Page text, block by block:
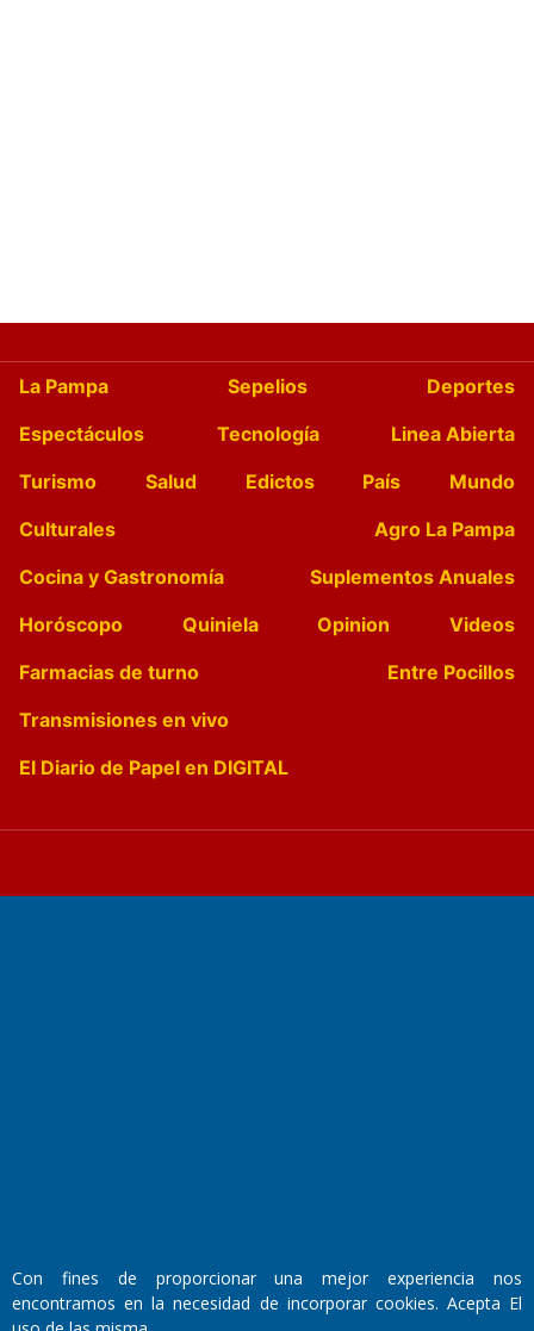
La Pampa Sepelios
Deportes
Espectáculos
Tecnología
Linea Abierta
Turismo
Salud Edictos País
Mundo
Culturales
Agro La Pampa
Cocina y Gastronomía
Suplementos Anuales
Horóscopo
Quiniela Opinion
Videos
Farmacias de turno
Entre Pocillos
Transmisiones en vivo
El Diario de Papel en DIGITAL
Domicilio Legal: José Ingenieros 855,
Con fines de proporcionar una mejor experiencia nos
encontramos en la necesidad de incorporar cookies. Acepta El